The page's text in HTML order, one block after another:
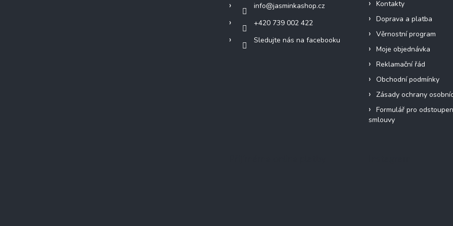
info@jasminkashop.cz
+420 739 002 422
Sledujte nás na facebooku
Kontakty
Doprava a platba
Věrnostní program
Moje objednávka
Reklamační řád
Obchodní podmínky
Zásady ochrany
Formulář pro
smlouvy